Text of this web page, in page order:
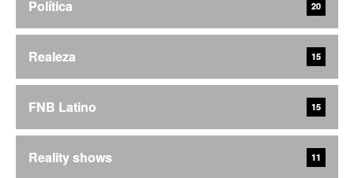
Política 20
Realeza 15
FNB Latino 15
Reality shows 11